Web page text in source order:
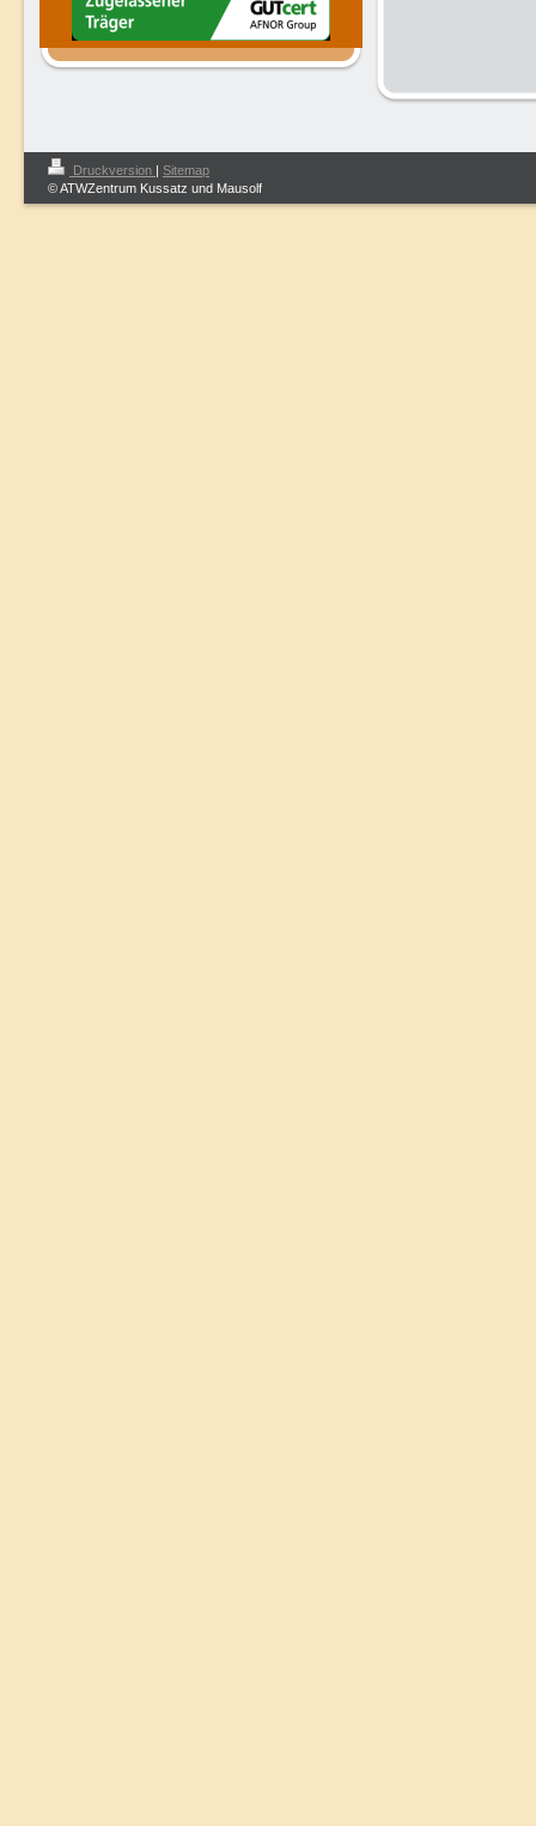
Druckversion | Sitemap
© ATWZentrum Kussatz und Mausolf